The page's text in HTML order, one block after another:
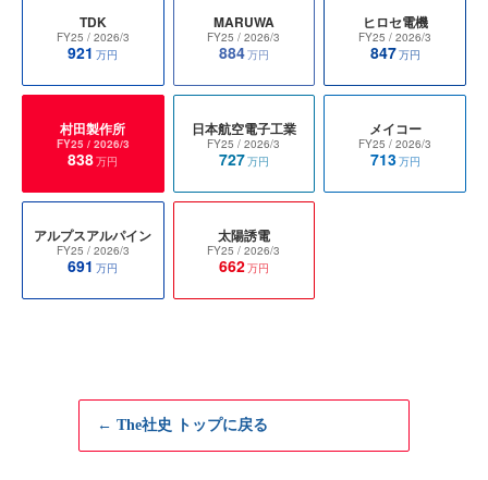
TDK
FY25 / 2026/3
921 万円
MARUWA
FY25 / 2026/3
884万円
ヒロセ電機
FY25 / 2026/3
847万円
村田製作所
FY25 / 2026/3
838万円
日本航空電子工業
FY25 / 2026/3
727万円
メイコー
FY25 / 2026/3
713万円
アルプスアルパイン
FY25 / 2026/3
691 万円
太陽誘電
FY25 / 2026/3
662万円
← The社史 トップに戻る